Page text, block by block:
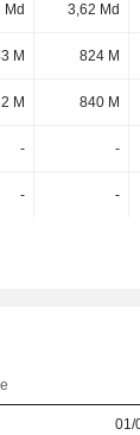
Md 3,62 Md
M 824 M
M 840 M
- -
- -
01/